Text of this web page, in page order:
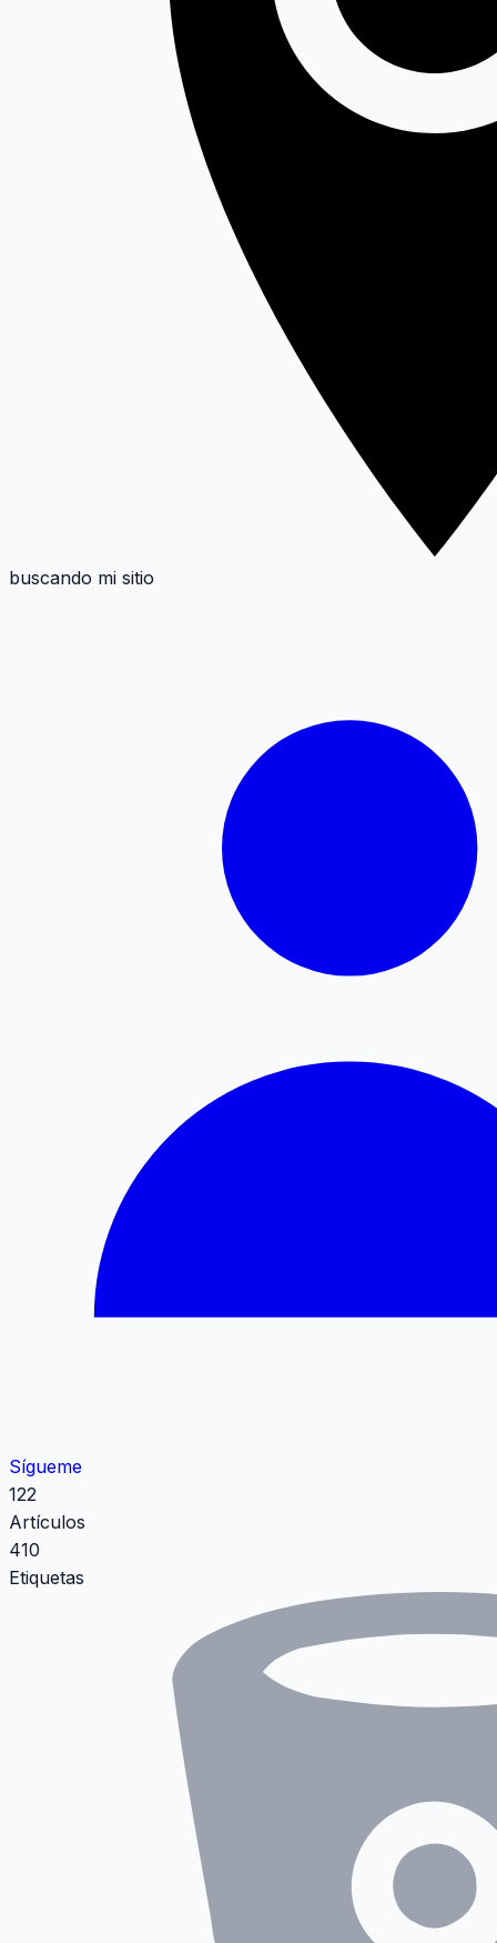
buscando mi sitio
Sígueme
122
Artículos
410
Etiquetas